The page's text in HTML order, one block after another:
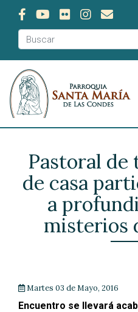
Pastoral de
de casa
a
misterios
Martes 03 de Mayo, 2016
Encuentro se llevará